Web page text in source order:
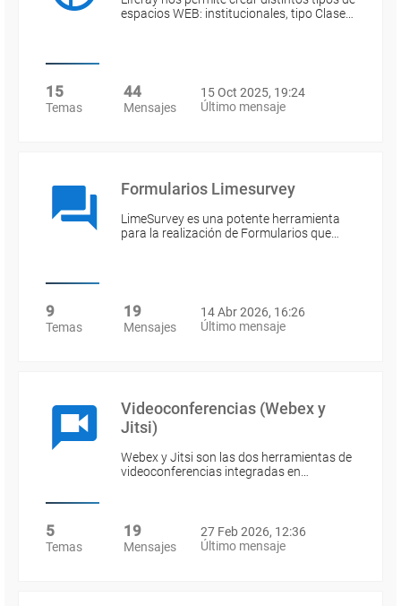
espacios WEB: institucionales, tipo Clase…
15
Temas
44
Mensajes
15 Oct 2025, 19:24
Último mensaje
Formularios Limesurvey
LimeSurvey es una potente herramienta
para la realización de Formularios que…
9
Temas
19
Mensajes
14 Abr 2026, 16:26
Último mensaje
Videoconferencias (Webex y
Jitsi)
Webex y Jitsi son las dos herramientas de
videoconferencias integradas en…
5
Temas
19
Mensajes
27 Feb 2026, 12:36
Último mensaje